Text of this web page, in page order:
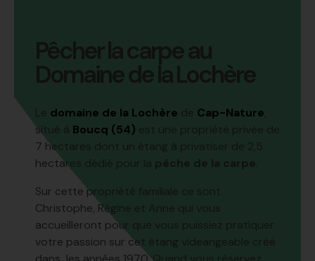
Pêcher la carpe au
Domaine de la Lochère
Le domaine de la Lochère de Cap-Nature
situé à Boucq (54) est une propriété privée de
7 hectares dont un étang à privatiser de 2,5
hectares dédié pour la pêche de la carpe
Sur cette propriété familiale ce sont
Christophe, Régine et Anne qui vous
accueilleront pour que vous puissiez pratiquer
votre passion sur cet étang videangeable créé